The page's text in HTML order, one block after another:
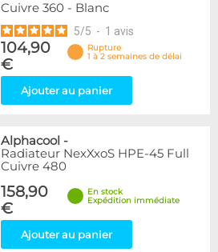
Cuivre 360 - Blanc
5/5 - 1 avis
104,90
€
Rupture
1 à 2 semaines de délai
Ajouter au panier
Alphacool -
Radiateur NexXxoS HPE-45 Full
Cuivre 480
158,90
€
En stock
Expédition immédiate
Ajouter au panier